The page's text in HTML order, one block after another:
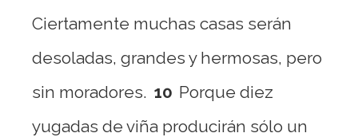
Ciertamente muchas casas serán
desoladas, grandes y hermosas, pero
sin moradores. 10 Porque diez
yugadas de viña producirán sólo un